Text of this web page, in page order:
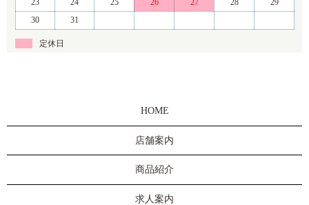
23
24 25 26 27 28
29
30
31
定休日
HOME
店舗案内
商品紹介
求人案内